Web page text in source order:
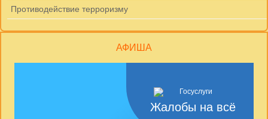
Противодействие терроризму
АФИША
Жалобы на всё